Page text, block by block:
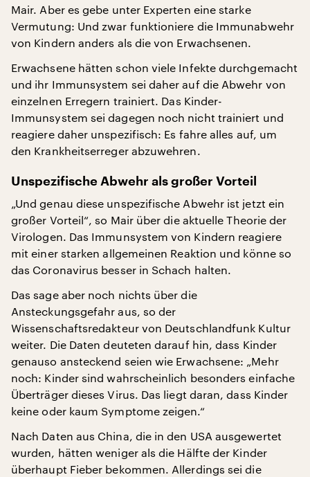
Mair. Aber es gebe unter Experten eine starke
Vermutung: Und zwar funktioniere die Immunabwehr
von Kindern anders als die von Erwachsenen.
Erwachsene hätten schon viele Infekte durchgemacht
und ihr Immunsystem sei daher auf die Abwehr von
einzelnen Erregern trainiert. Das Kinder-
Immunsystem sei dagegen noch nicht trainiert und
reagiere daher unspezifisch: Es fahre alles auf, um
den Krankheitserreger abzuwehren.
Unspezifische Abwehr als großer Vorteil
„Und genau diese unspezifische Abwehr ist jetzt ein
großer Vorteil“, so Mair über die aktuelle Theorie der
Virologen. Das Immunsystem von Kindern reagiere
mit einer starken allgemeinen Reaktion und könne so
das Coronavirus besser in Schach halten.
Das sage aber noch nichts über die
Ansteckungsgefahr aus, so der
Wissenschaftsredakteur von Deutschlandfunk Kultur
weiter. Die Daten deuteten darauf hin, dass Kinder
genauso ansteckend seien wie Erwachsene: „Mehr
noch: Kinder sind wahrscheinlich besonders einfache
Überträger dieses Virus. Das liegt daran, dass Kinder
keine oder kaum Symptome zeigen.“
Nach Daten aus China, die in den USA ausgewertet
wurden, hätten weniger als die Hälfte der Kinder
überhaupt Fieber bekommen. Allerdings sei die